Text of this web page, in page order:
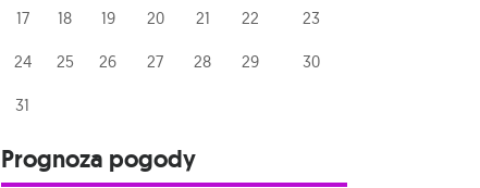
17 18 19 20 21 22 23
24 25 26 27 28 29 30
31
Prognoza pogody